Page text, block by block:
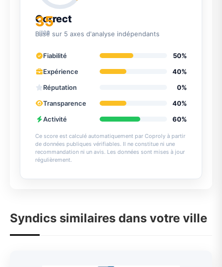
35
/100
Correct
Basé sur 5 axes d'analyse indépendants
Fiabilité
50%
Expérience
40%
Réputation
0%
Transparence
40%
Activité
60%
Ce score est calculé automatiquement par Coproly à partir
de données publiques vérifiables. Il ne constitue ni une
recommandation ni un avis. Les données sont mises à jour
régulièrement.
Syndics similaires dans votre ville